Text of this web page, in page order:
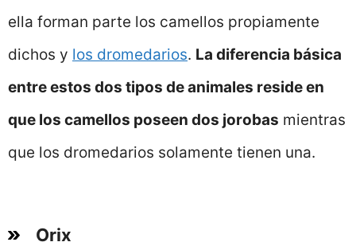
ella forman parte los camellos propiamente
dichos y los dromedarios. La diferencia básica
entre estos dos tipos de animales reside en
que los camellos poseen dos jorobas mientras
que los dromedarios solamente tienen una.
Orix